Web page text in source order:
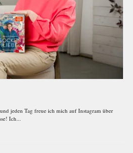
jeden Tag freue ich mich auf Instagram über
Ich...